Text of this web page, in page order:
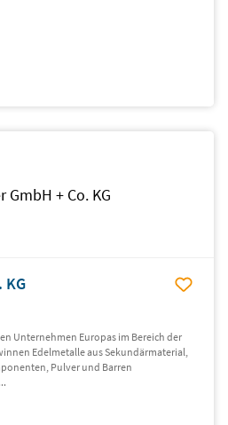
GmbH + Co. KG
KG
Unternehmen Europas im Bereich der
Edelmetalle aus Sekundärmaterial,
Pulver und Barren